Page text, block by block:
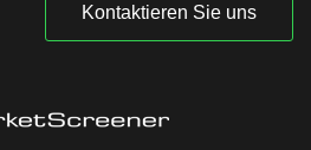
Kontaktieren Sie uns